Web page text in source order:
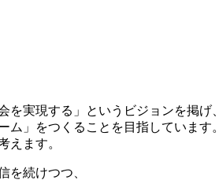
実現する」というビジョンを掲げ、
」をつくることを目指しています。
えます。
を続けつつ、